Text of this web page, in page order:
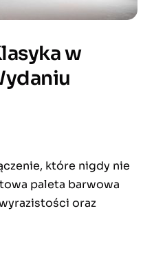
w
które nigdy nie
paleta barwowa
oraz